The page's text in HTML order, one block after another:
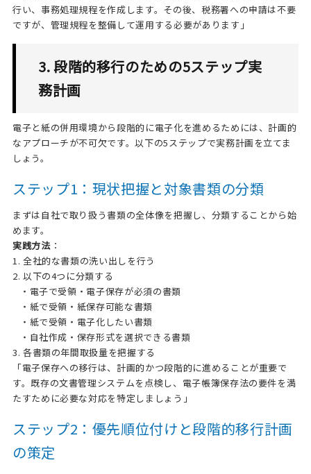
行い、事務処理規程を作成します。その後、税務署への申請は不要
ですが、管理規程を整備して運用する必要があります」
3. 段階的移行のための5ステップ実
務計画
電子と紙の併用環境から段階的に電子化を進めるためには、計画的
なアプローチが不可欠です。以下の5ステップで実務計画を立てま
しょう。
ステップ1：現状把握と対象書類の分類
まずは自社で取り扱う書類の全体像を把握し、分類することから始
めます。
実践方法：
1. 全社的な書類の洗い出しを行う
2. 以下の4つに分類する
・電子で受領・電子保存が必須の書類
・紙で受領・紙保存可能な書類
・紙で受領・電子化したい書類
・自社作成・保存形式を選択できる書類
3. 各書類の年間取扱量を把握する
「電子保存への移行は、計画的かつ段階的に進めることが重要で
す。既存の文書管理システムを点検し、電子帳簿保存法の要件を満
たすために必要な対応を特定しましょう」
ステップ2：優先順位付けと段階的移行計画
の策定